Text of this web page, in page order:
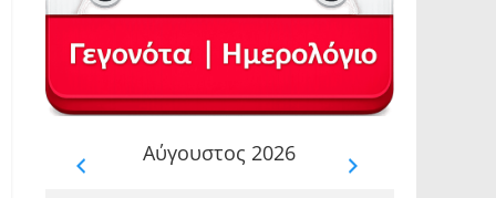
Αύγουστος 2026